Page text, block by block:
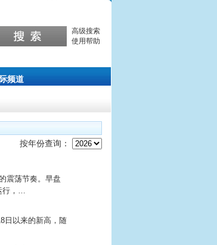
高级搜索
使用帮助
频道
按年份查询：
震荡节奏。早盘
行，…
日以来的新高，随